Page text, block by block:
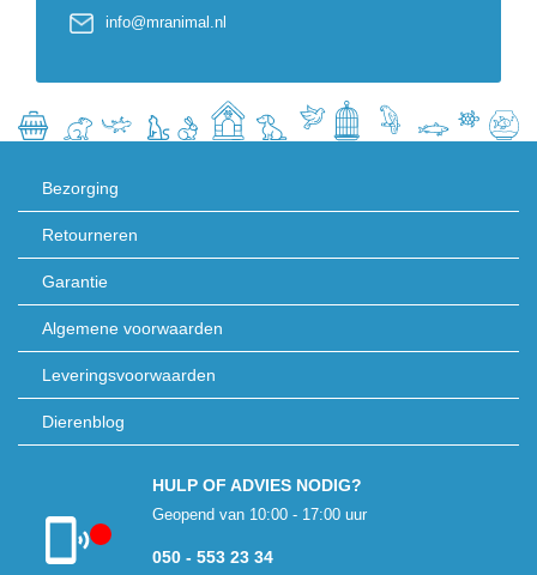
info@mranimal.nl
Bezorging
Retourneren
Garantie
Algemene voorwaarden
Leveringsvoorwaarden
Dierenblog
Klantenservice
HULP OF ADVIES NODIG?
Geopend van 10:00 - 17:00 uur
050 - 553 23 34